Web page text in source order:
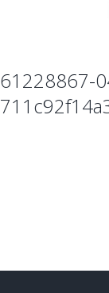
61228867-